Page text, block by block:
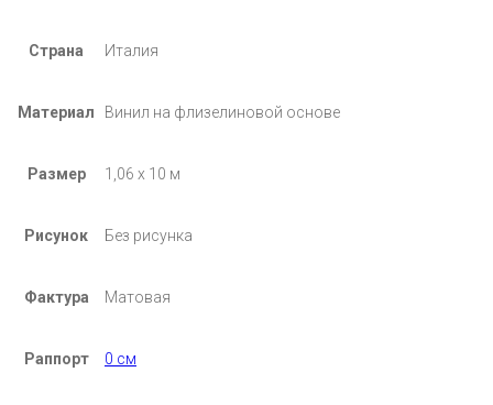
Страна Италия
Материал Винил на флизелиновой основе
Размер 1,06 х 10 м
Рисунок Без рисунка
Фактура Матовая
Раппорт 0 см